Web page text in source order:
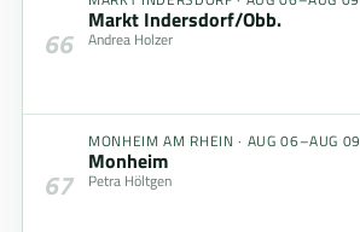
66
Markt Indersdorf/Obb.
Andrea Holzer
67
MONHEIM AM RHEIN · AUG 06–AUG 09
Monheim
Petra Höltgen